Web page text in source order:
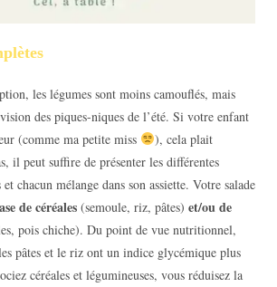
les légumes sont moins camouflés, mais
des piques-niques de l’été. Si votre enfant
(comme ma petite miss
), cela plait
il peut suffire de présenter les différentes
et chacun mélange dans son assiette. Votre salade
de céréales (semoule, riz, pâtes) et/ou de
pois chiche). Du point de vue nutritionnel,
pâtes et le riz ont un indice glycémique plus
céréales et légumineuses, vous réduisez la